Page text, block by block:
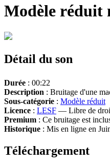
Modèle réduit
Détail du son
Durée : 00:22
Description : Bruitage d'une
Sous-catégorie : Modèle réduit
Licence : LESF — Libre de
Premium : Ce bruitage est
Historique : Mis en ligne en
Téléchargement